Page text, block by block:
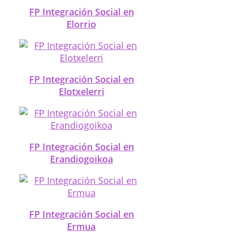
FP Integración Social en
Elorrio
FP Integración Social en
Elotxelerri
FP Integración Social en
Erandiogoikoa
FP Integración Social en
Ermua